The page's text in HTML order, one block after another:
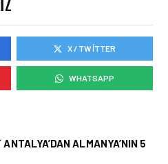
HAVACILIK • 05 AĞU 2026
HAVACILIK
MACARISTAN’DAN
GÖNÜLLÜ
X / TWITTER
WHATSAPP
ALMANYA’NIN 5